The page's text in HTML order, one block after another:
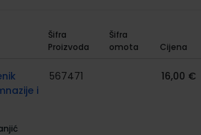
Šifra
Proizvoda
Šifra
omota
Cijena
i
567471 16,00 €